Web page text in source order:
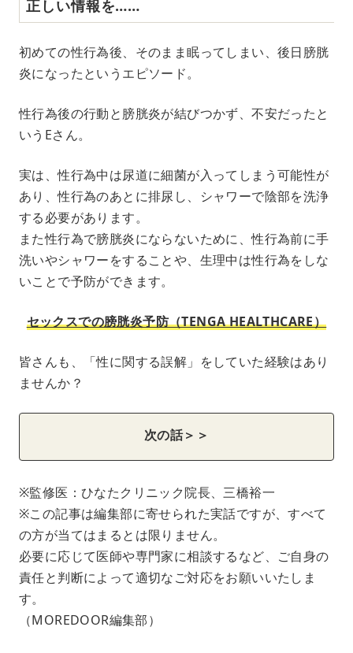
正しい情報を……
初めての性行為後、そのまま眠ってしまい、後日膀胱
炎になったというエピソード。
性行為後の行動と膀胱炎が結びつかず、不安だったと
いうEさん。
実は、性行為中は尿道に細菌が入ってしまう可能性が
あり、性行為のあとに排尿し、シャワーで陰部を洗浄
する必要があります。
また性行為で膀胱炎にならないために、性行為前に手
洗いやシャワーをすることや、生理中は性行為をしな
いことで予防ができます。
セックスでの膀胱炎予防（TENGA HEALTHCARE）
皆さんも、「性に関する誤解」をしていた経験はあり
ませんか？
次の話＞＞
※監修医：ひなたクリニック院長、三橋裕一
※この記事は編集部に寄せられた実話ですが、すべて
の方が当てはまるとは限りません。
必要に応じて医師や専門家に相談するなど、ご自身の
責任と判断によって適切なご対応をお願いいたしま
す。
（MOREDOOR編集部）